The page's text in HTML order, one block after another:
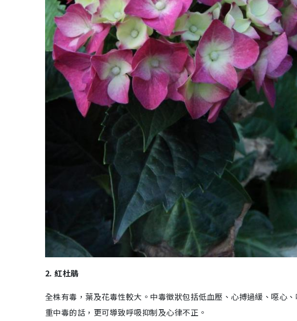
2.紅杜鵑
全株有毒，葉及花毒性較大。中毒徵狀包括低血壓、心搏過緩、噁心
重中毒的話，更可導致呼吸抑制及心律不正。